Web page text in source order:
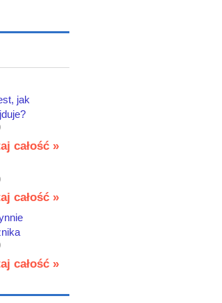
jak
całość »
całość »
całość »